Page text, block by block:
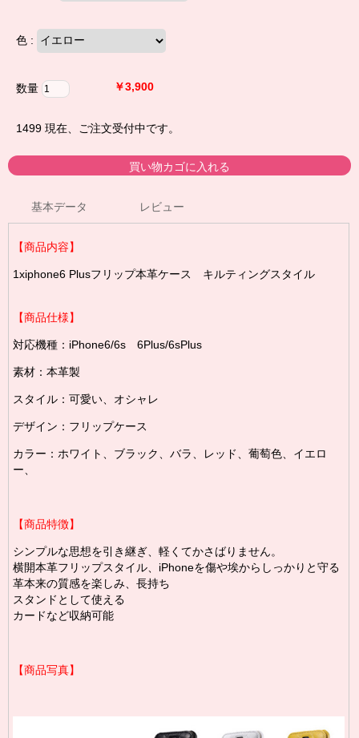
色 :
数量 ￥3,900
1499 現在、ご注文受付中です。
基本データ レビュー
【商品内容】
1xiphone6 Plusフリップ本革ケース キルティングスタイル
【商品仕様】
対応機種：iPhone6/6s 6Plus/6sPlus
素材：本革製
スタイル：可愛い、オシャレ
デザイン：フリップケース
カラー：ホワイト、ブラック、バラ、レッド、葡萄色、イエロ
ー、
【商品特徴】
シンプルな思想を引き継ぎ、軽くてかさばりません。
横開本革フリップスタイル、iPhoneを傷や埃からしっかりと守る
革本来の質感を楽しみ、長持ち
スタンドとして使える
カードなど収納可能
【商品写真】